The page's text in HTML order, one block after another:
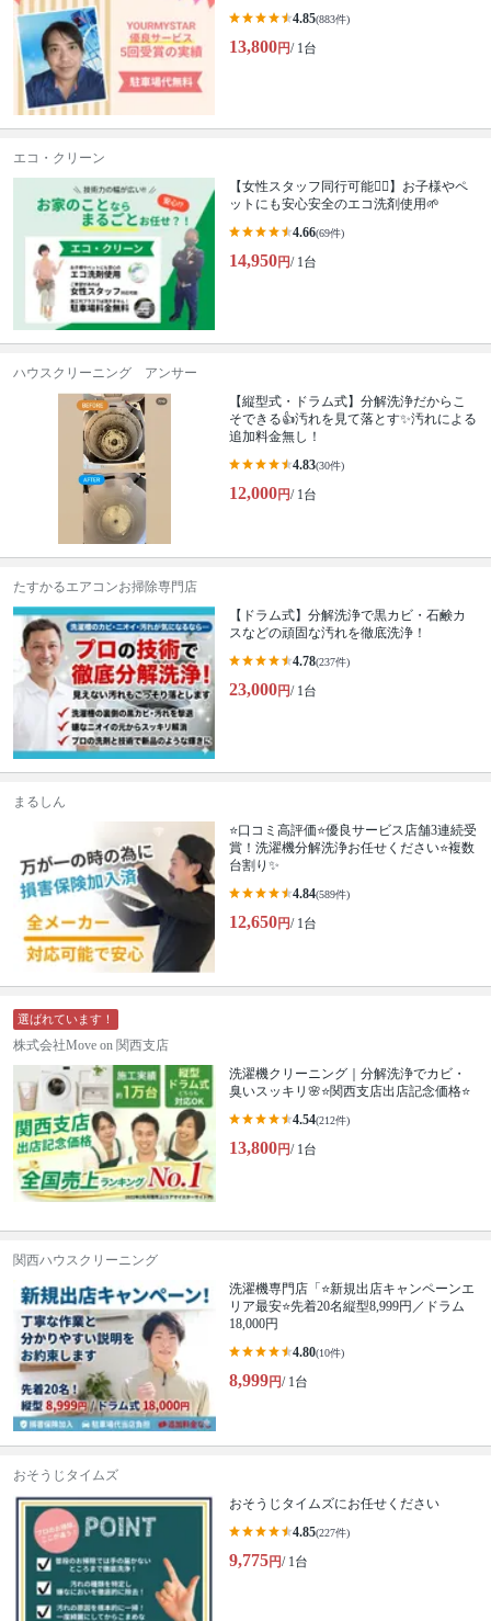
4.85(883件)
13,800円/ 1台
エコ・クリーン
【女性スタッフ同行可能🙆‍♀️】お子様やペ
ットにも安心安全のエコ洗剤使用🌱
4.66(69件)
14,950円/ 1台
ハウスクリーニング アンサー
【縦型式・ドラム式】分解洗浄だからこ
そできる👍汚れを見て落とす✨汚れによる
追加料金無し！
4.83(30件)
12,000円/ 1台
たすかるエアコンお掃除専門店
【ドラム式】分解洗浄で黒カビ・石鹸カ
スなどの頑固な汚れを徹底洗浄！
4.78(237件)
23,000円/ 1台
まるしん
⭐口コミ高評価⭐優良サービス店舗3連続受
賞！洗濯機分解洗浄お任せください⭐複数
台割り✨
4.84(589件)
12,650円/ 1台
選ばれています！
株式会社Move on 関西支店
洗濯機クリーニング｜分解洗浄でカビ・
臭いスッキリ🌸⭐️関西支店出店記念価格⭐️
4.54(212件)
13,800円/ 1台
関西ハウスクリーニング
洗濯機専門店「⭐新規出店キャンペーンエ
リア最安⭐先着20名縦型8,999円／ドラム
18,000円
4.80(10件)
8,999円/ 1台
おそうじタイムズ
おそうじタイムズにお任せください
4.85(227件)
9,775円/ 1台